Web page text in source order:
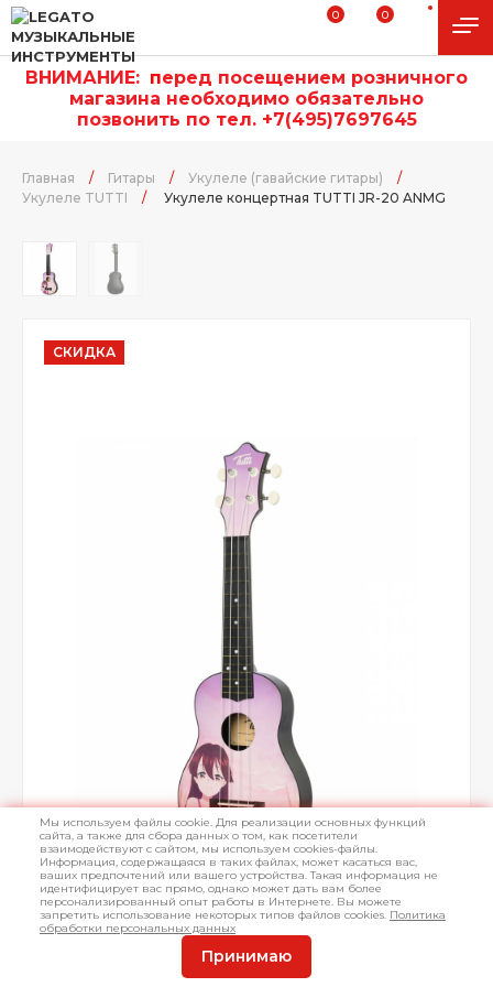
0 0
ВНИМАНИЕ: перед посещением розничного
магазина необходимо обязательно
позвонить по тел. +7(495)7697645
Главная / Гитары / Укулеле (гавайские гитары)
/
Укулеле TUTTI
/ Укулеле концертная TUTTI JR-20 ANMG
СКИДКА
Мы используем файлы cookie. Для реализации основных функций
сайта, а также для сбора данных о том, как посетители
взаимодействуют с сайтом, мы используем cookies-файлы.
Информация, содержащаяся в таких файлах, может касаться вас,
ваших предпочтений или вашего устройства. Такая информация не
идентифицирует вас прямо, однако может дать вам более
персонализированный опыт работы в Интернете. Вы можете
запретить использование некоторых типов файлов cookies. Политика
обработки персональных данных
Принимаю